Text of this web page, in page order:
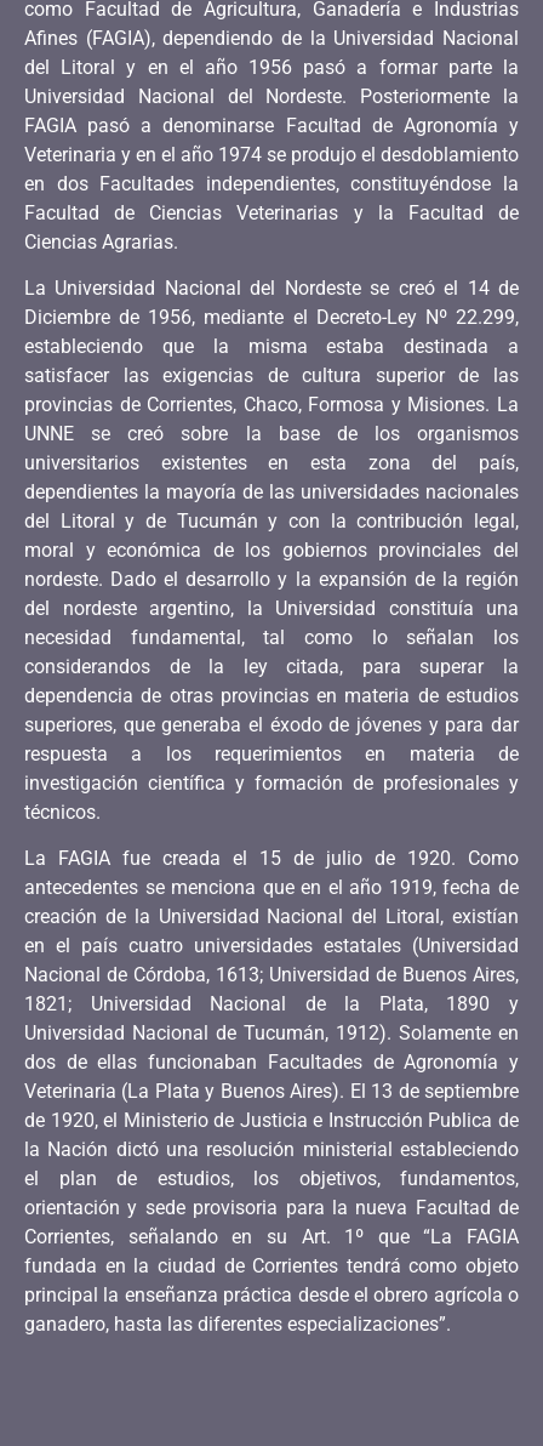
como Facultad de Agricultura, Ganadería e Industrias
Afines (FAGIA), dependiendo de la Universidad Nacional
del Litoral y en el año 1956 pasó a formar parte la
Universidad Nacional del Nordeste. Posteriormente la
FAGIA pasó a denominarse Facultad de Agronomía y
Veterinaria y en el año 1974 se produjo el desdoblamiento
en dos Facultades independientes, constituyéndose la
Facultad de Ciencias Veterinarias y la Facultad de
Ciencias Agrarias.
La Universidad Nacional del Nordeste se creó el 14 de
Diciembre de 1956, mediante el Decreto-Ley Nº 22.299,
estableciendo que la misma estaba destinada a
satisfacer las exigencias de cultura superior de las
provincias de Corrientes, Chaco, Formosa y Misiones. La
UNNE se creó sobre la base de los organismos
universitarios existentes en esta zona del país,
dependientes la mayoría de las universidades nacionales
del Litoral y de Tucumán y con la contribución legal,
moral y económica de los gobiernos provinciales del
nordeste. Dado el desarrollo y la expansión de la región
del nordeste argentino, la Universidad constituía una
necesidad fundamental, tal como lo señalan los
considerandos de la ley citada, para superar la
dependencia de otras provincias en materia de estudios
superiores, que generaba el éxodo de jóvenes y para dar
respuesta a los requerimientos en materia de
investigación científica y formación de profesionales y
técnicos.
La FAGIA fue creada el 15 de julio de 1920. Como
antecedentes se menciona que en el año 1919, fecha de
creación de la Universidad Nacional del Litoral, existían
en el país cuatro universidades estatales (Universidad
Nacional de Córdoba, 1613; Universidad de Buenos Aires,
1821; Universidad Nacional de la Plata, 1890 y
Universidad Nacional de Tucumán, 1912). Solamente en
dos de ellas funcionaban Facultades de Agronomía y
Veterinaria (La Plata y Buenos Aires). El 13 de septiembre
de 1920, el Ministerio de Justicia e Instrucción Publica de
la Nación dictó una resolución ministerial estableciendo
el plan de estudios, los objetivos, fundamentos,
orientación y sede provisoria para la nueva Facultad de
Corrientes, señalando en su Art. 1º que “La FAGIA
fundada en la ciudad de Corrientes tendrá como objeto
principal la enseñanza práctica desde el obrero agrícola o
ganadero, hasta las diferentes especializaciones”.